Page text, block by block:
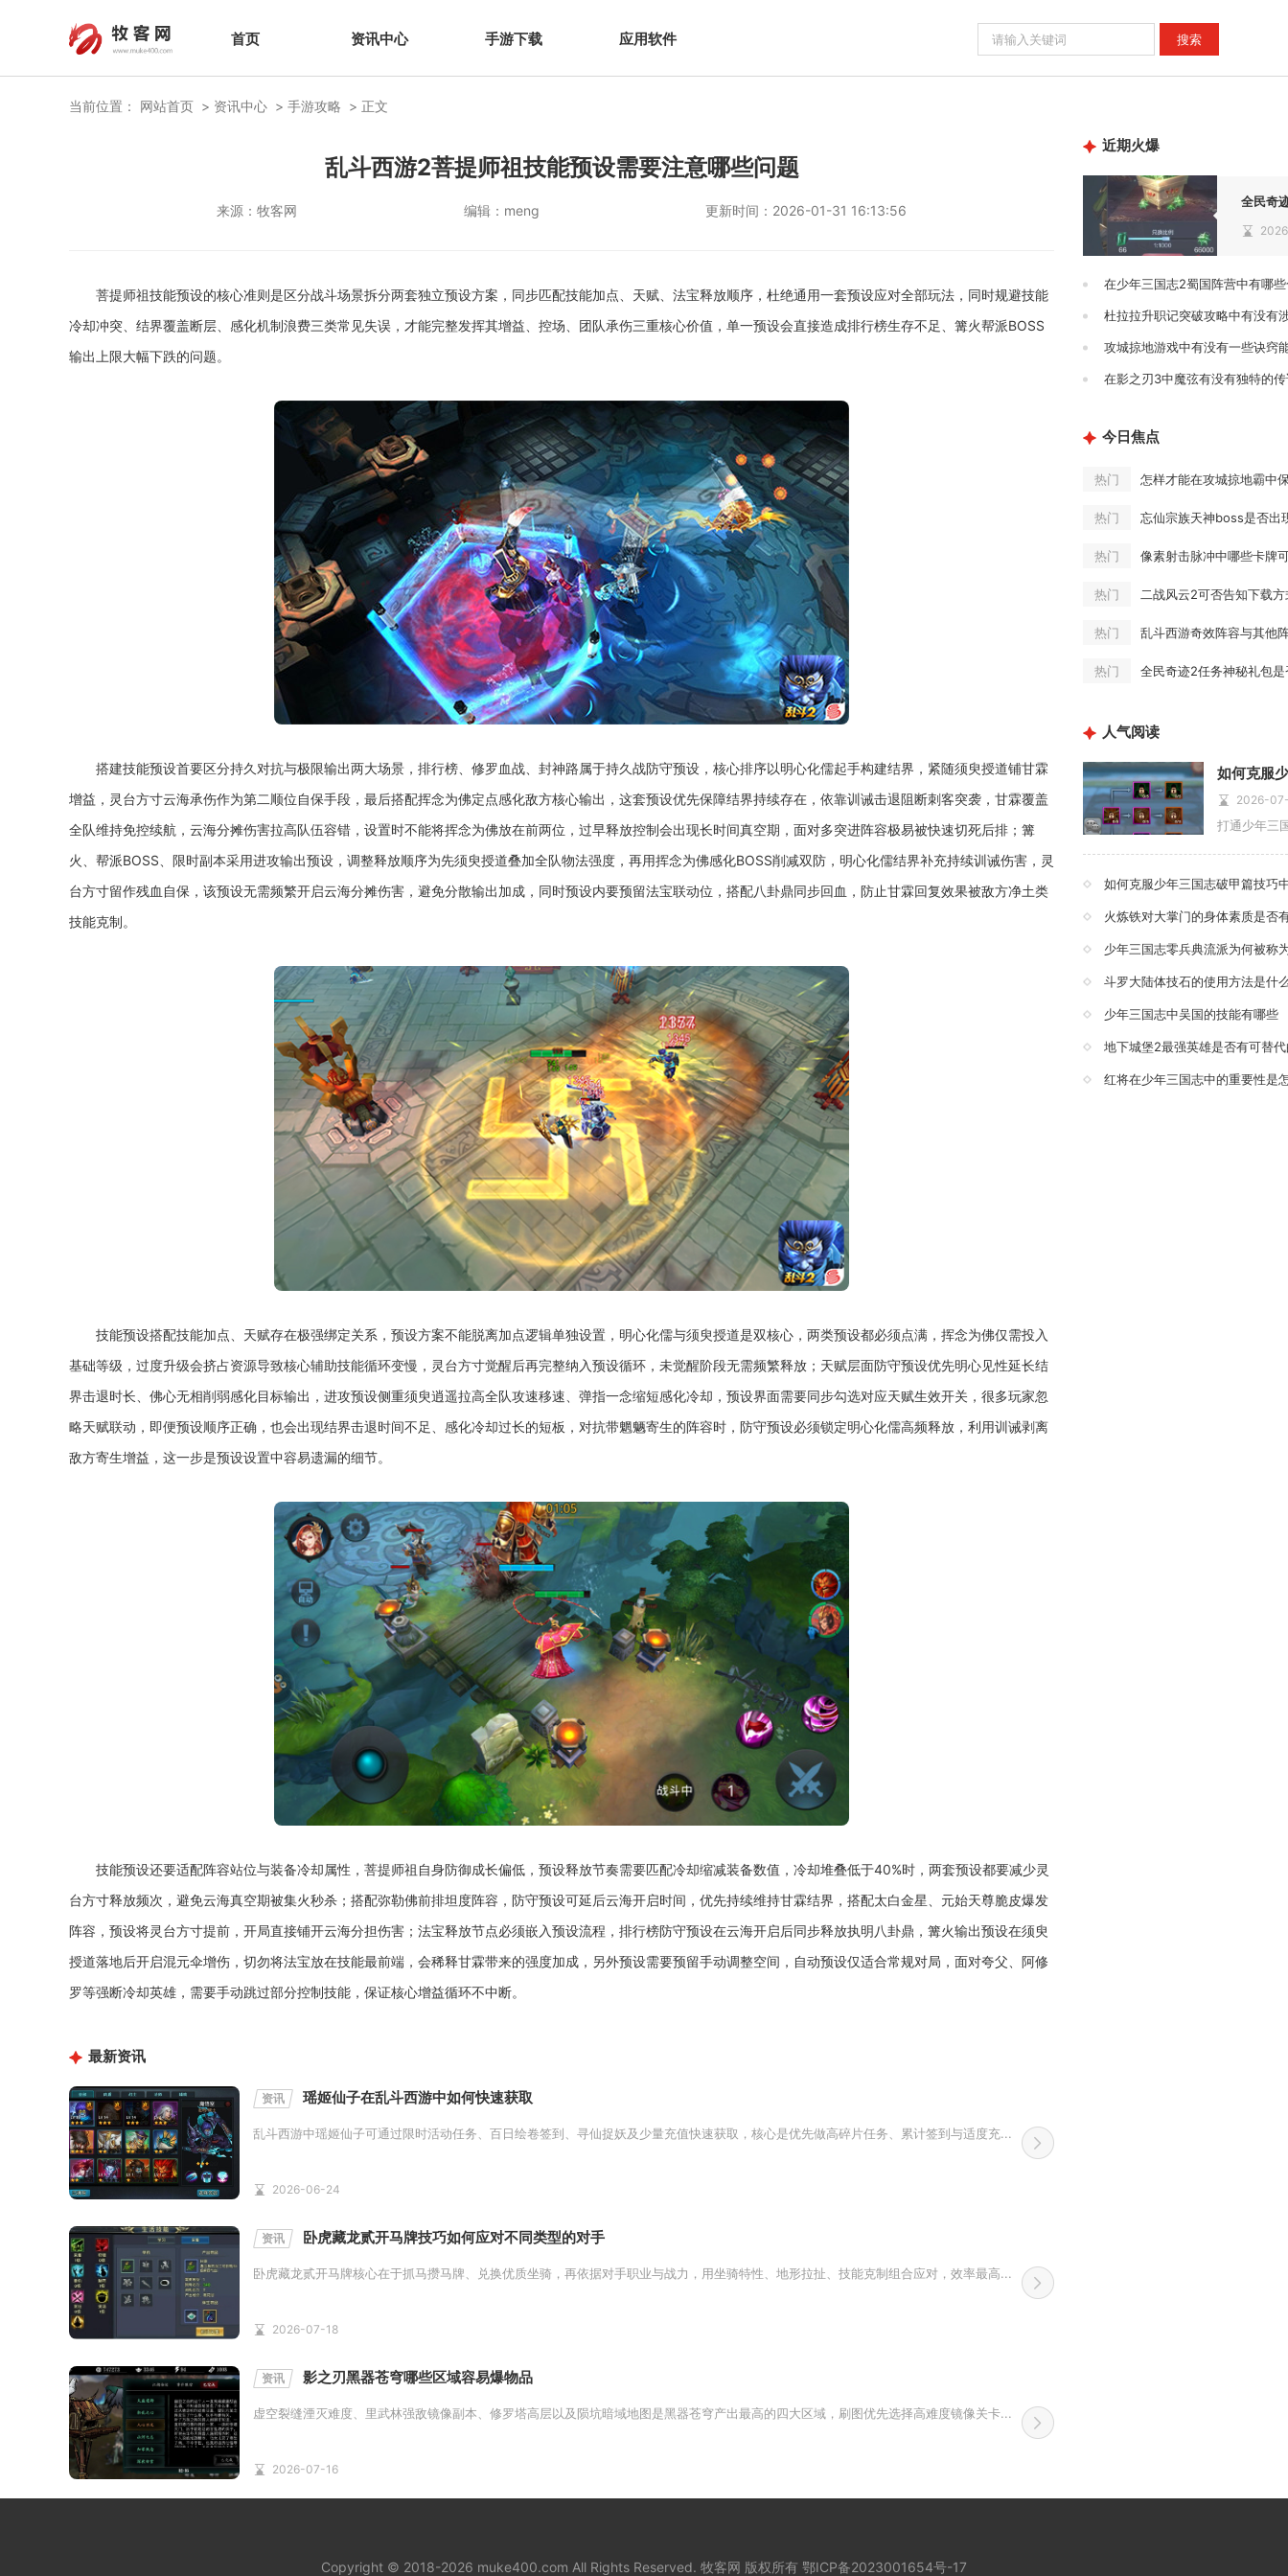
首页 资讯中心 手游下载 应用软件
当前位置： 网站首页 资讯中心 手游攻略 正文
乱斗西游2菩提师祖技能预设需要注意哪些问题
来源：牧客网 编辑： meng 更新时间： 2026-01-31 16:13:56
菩提师祖技能预设的核心准则是区分战斗场景拆分两套独立预设方案，同步匹配技能加点、天赋、法宝释放顺序，杜绝通用一套预设应对全部玩法，同时规避技能
冷却冲突、结界覆盖断层、感化机制浪费三类常见失误，才能完整发挥其增益、控场、团队承伤三重核心价值，单一预设会直接造成排行榜生存不足、篝火帮派BOSS
输出上限大幅下跌的问题。
搭建技能预设首要区分持久对抗与极限输出两大场景，排行榜、修罗血战、封神路属于持久战防守预设，核心排序以明心化儒起手构建结界，紧随须臾授道铺甘霖
增益，灵台方寸云海承伤作为第二顺位自保手段，最后搭配挥念为佛定点感化敌方核心输出，这套预设优先保障结界持续存在，依靠训诫击退阻断刺客突袭，甘霖覆盖
全队维持免控续航，云海分摊伤害拉高队伍容错，设置时不能将挥念为佛放在前两位，过早释放控制会出现长时间真空期，面对多突进阵容极易被快速切死后排；篝
火、帮派BOSS、限时副本采用进攻输出预设，调整释放顺序为先须臾授道叠加全队物法强度，再用挥念为佛感化BOSS削减双防，明心化儒结界补充持续训诫伤害，灵
台方寸留作残血自保，该预设无需频繁开启云海分摊伤害，避免分散输出加成，同时预设内要预留法宝联动位，搭配八卦鼎同步回血，防止甘霖回复效果被敌方净土类
技能克制。
技能预设搭配技能加点、天赋存在极强绑定关系，预设方案不能脱离加点逻辑单独设置，明心化儒与须臾授道是双核心，两类预设都必须点满，挥念为佛仅需投入
基础等级，过度升级会挤占资源导致核心辅助技能循环变慢，灵台方寸觉醒后再完整纳入预设循环，未觉醒阶段无需频繁释放；天赋层面防守预设优先明心见性延长结
界击退时长、佛心无相削弱感化目标输出，进攻预设侧重须臾逍遥拉高全队攻速移速、弹指一念缩短感化冷却，预设界面需要同步勾选对应天赋生效开关，很多玩家忽
略天赋联动，即便预设顺序正确，也会出现结界击退时间不足、感化冷却过长的短板，对抗带魍魉寄生的阵容时，防守预设必须锁定明心化儒高频释放，利用训诫剥离
敌方寄生增益，这一步是预设设置中容易遗漏的细节。
技能预设还要适配阵容站位与装备冷却属性，菩提师祖自身防御成长偏低，预设释放节奏需要匹配冷却缩减装备数值，冷却堆叠低于40%时，两套预设都要减少灵
台方寸释放频次，避免云海真空期被集火秒杀；搭配弥勒佛前排坦度阵容，防守预设可延后云海开启时间，优先持续维持甘霖结界，搭配太白金星、元始天尊脆皮爆发
阵容，预设将灵台方寸提前，开局直接铺开云海分担伤害；法宝释放节点必须嵌入预设流程，排行榜防守预设在云海开启后同步释放执明八卦鼎，篝火输出预设在须臾
授道落地后开启混元伞增伤，切勿将法宝放在技能最前端，会稀释甘霖带来的强度加成，另外预设需要预留手动调整空间，自动预设仅适合常规对局，面对夸父、阿修
罗等强断冷却英雄，需要手动跳过部分控制技能，保证核心增益循环不中断。
最新资讯
资讯 瑶姬仙子在乱斗西游中如何快速获取
乱斗西游中瑶姬仙子可通过限时活动任务、百日绘卷签到、寻仙捉妖及少量充值快速获取，核心是优先做高碎片任务、累计签到与适度充...
2026-06-24
资讯 卧虎藏龙贰开马牌技巧如何应对不同类型的对手
卧虎藏龙贰开马牌核心在于抓马攒马牌、兑换优质坐骑，再依据对手职业与战力，用坐骑特性、地形拉扯、技能克制组合应对，效率最高...
2026-07-18
资讯 影之刃黑器苍穹哪些区域容易爆物品
虚空裂缝湮灭难度、里武林强敌镜像副本、修罗塔高层以及陨坑暗域地图是黑器苍穹产出最高的四大区域，刷图优先选择高难度镜像关卡...
2026-07-16
近期火爆
全民奇
在少年三国志2蜀国阵营中有哪
杜拉拉升职记突破攻略中有没有
在影之刃3中魔弦有没有独特的
今日焦点
热门 怎样才能在攻城掠地霸中
热门 忘仙宗族天神boss是否出
热门 像素射击脉冲中哪些卡牌
热门 二战风云2可否告知下载方
热门 乱斗西游奇效阵容与其他
热门 全民奇迹2任务神秘礼包
人气阅读
2026-
如何克服少年三国志破甲篇技巧
火炼铁对大掌门的身体素质是否
少年三国志零兵典流派为何被称
斗罗大陆体技石的使用方法是什
少年三国志中吴国的技能有哪些
地下城堡2最强英雄是否有可替
红将在少年三国志中的重要性是
Copyright © 2018-2026 muke400.com All Rights Reserved. 牧客网 版权所有 鄂ICP备2023001654号-17